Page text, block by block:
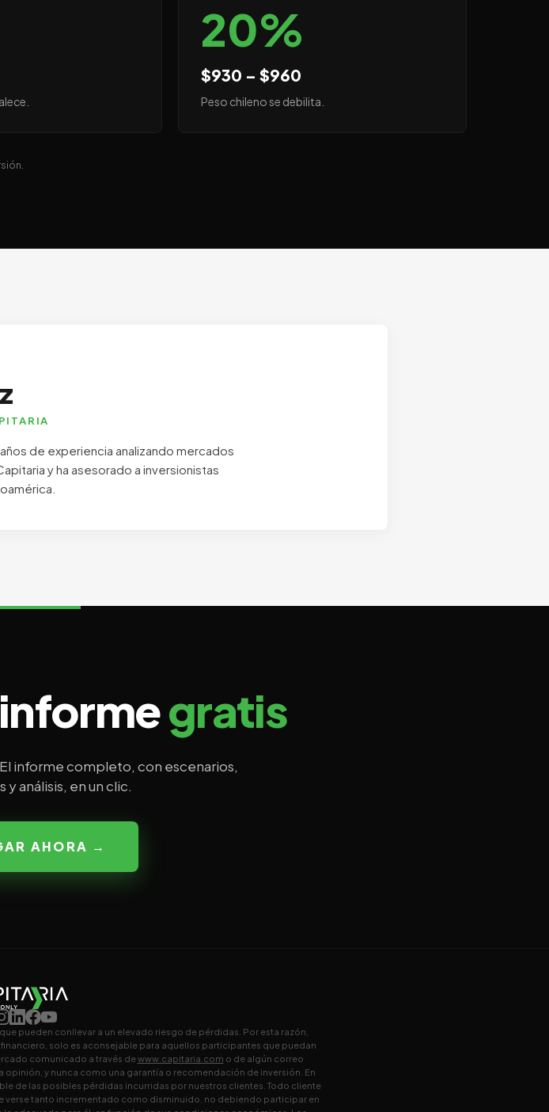
20%
$930 – $960
Peso chileno se debilita.
de experiencia analizando mercados
y ha asesorado a inversionistas
gratis
informe completo, con escenarios,
análisis, en un clic.
AHORA →
pueden conllevar a un elevado riesgo de pérdidas. Por esta razón,
solo es aconsejable para aquellos participantes que puedan
comunicado a través dewww.capitaria.com o de algún correo
y nunca como una garantía o recomendación de inversión. En
de las posibles pérdidas incurridas por nuestros clientes. Todo cliente
verse tanto incrementado como disminuido, no debiendo participar en